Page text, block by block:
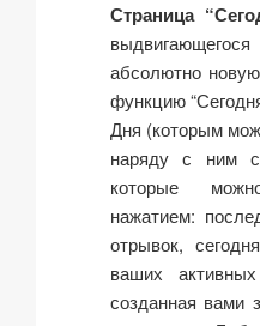
Страница
абсолютно
функцию
Дня (которым
наряду с ним
которые
нажатием:
отрывок,
ваших активных
созданная вами